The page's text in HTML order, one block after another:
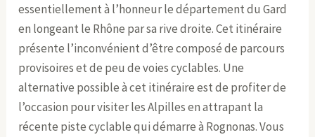
essentiellement à l’honneur le département du Gard
en longeant le Rhône par sa rive droite. Cet itinéraire
présente l’inconvénient d’être composé de parcours
provisoires et de peu de voies cyclables. Une
alternative possible à cet itinéraire est de profiter de
l’occasion pour visiter les Alpilles en attrapant la
récente piste cyclable qui démarre à Rognonas. Vous